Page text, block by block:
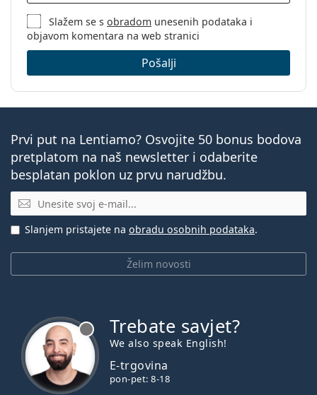
Slažem se sobradom unesenih podataka i
objavom komentara na web stranici
Pošalji
Prvi put na Lentiamo? Osvojite 50 bonus bodova
pretplatom na naš newsletter i odaberite
besplatan poklon uz prvu narudžbu.
E-mail
Želim novosti
Slanjem pristajete na obradu osobnih podataka.
Trebate savjet?
We also speak English!
E-trgovina
pon-pet: 8-18